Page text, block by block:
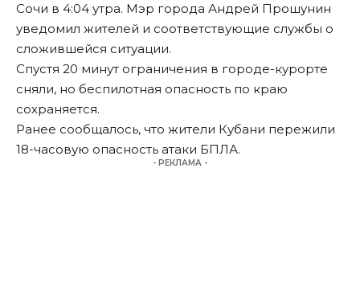
Сочи в 4:04 утра. Мэр города Андрей Прошунин
уведомил жителей и соответствующие службы о
сложившейся ситуации.
Спустя 20 минут ограничения в городе-курорте
сняли, но беспилотная опасность по краю
сохраняется.
Ранее сообщалось, что жители Кубани пережили
18-часовую опасность атаки БПЛА.
- РЕКЛАМА -